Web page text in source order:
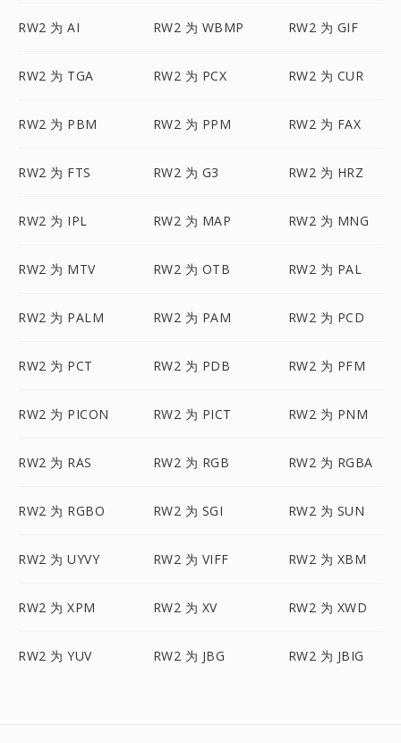
RW2 为 AI RW2 为 WBMP RW2 为 GIF
RW2 为 TGA RW2 为 PCX RW2 为 CUR
RW2 为 PBM RW2 为 PPM RW2 为 FAX
RW2 为 FTS RW2 为 G3 RW2 为 HRZ
RW2 为 IPL RW2 为 MAP RW2 为 MNG
RW2 为 MTV RW2 为 OTB RW2 为 PAL
RW2 为 PALM RW2 为 PAM RW2 为 PCD
RW2 为 PCT RW2 为 PDB RW2 为 PFM
RW2 为 PICON RW2 为 PICT RW2 为 PNM
RW2 为 RAS RW2 为 RGB RW2 为 RGBA
RW2 为 RGBO RW2 为 SGI RW2 为 SUN
RW2 为 UYVY RW2 为 VIFF RW2 为 XBM
RW2 为 XPM RW2 为 XV RW2 为 XWD
RW2 为 YUV RW2 为 JBG RW2 为 JBIG